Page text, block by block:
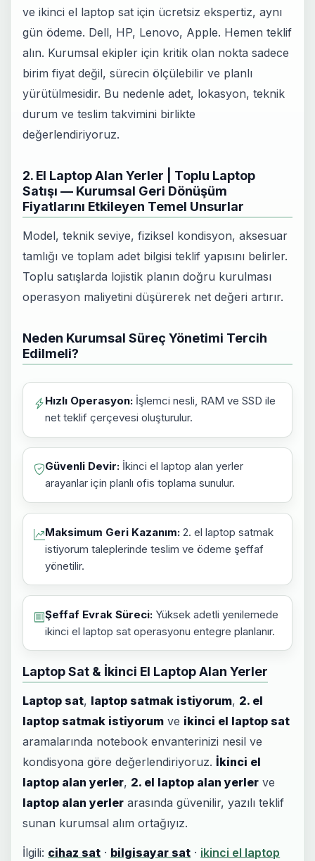
ve ikinci el laptop sat için ücretsiz ekspertiz, aynı
gün ödeme. Dell, HP, Lenovo, Apple. Hemen teklif
alın. Kurumsal ekipler için kritik olan nokta sadece
birim fiyat değil, sürecin ölçülebilir ve planlı
yürütülmesidir. Bu nedenle adet, lokasyon, teknik
durum ve teslim takvimini birlikte
değerlendiriyoruz.
2. El Laptop Alan Yerler | Toplu Laptop
Satışı — Kurumsal Geri Dönüşüm
Fiyatlarını Etkileyen Temel Unsurlar
Model, teknik seviye, fiziksel kondisyon, aksesuar
tamlığı ve toplam adet bilgisi teklif yapısını belirler.
Toplu satışlarda lojistik planın doğru kurulması
operasyon maliyetini düşürerek net değeri artırır.
Neden Kurumsal Süreç Yönetimi Tercih
Edilmeli?
Hızlı Operasyon: İşlemci nesli, RAM ve SSD ile
net teklif çerçevesi oluşturulur.
Güvenli Devir: İkinci el laptop alan yerler
arayanlar için planlı ofis toplama sunulur.
Maksimum Geri Kazanım: 2. el laptop satmak
istiyorum taleplerinde teslim ve ödeme şeffaf
yönetilir.
Şeffaf Evrak Süreci: Yüksek adetli yenilemede
ikinci el laptop sat operasyonu entegre planlanır.
Laptop Sat & İkinci El Laptop Alan Yerler
Laptop sat, laptop satmak istiyorum, 2. el
laptop satmak istiyorum ve ikinci el laptop sat
aramalarında notebook envanterinizi nesil ve
kondisyona göre değerlendiriyoruz. İkinci el
laptop alan yerler, 2. el laptop alan yerler ve
laptop alan yerler arasında güvenilir, yazılı teklif
sunan kurumsal alım ortağıyız.
İlgili: cihaz sat · bilgisayar sat · ikinci el laptop